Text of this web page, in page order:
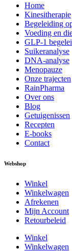
Home
Kinesitherapie
Begeleiding
Voeding en
GLP-1
Suikeranalyse
DNA-analyse
Menopauze
Onze trajecten
RainPharma
Over ons
Blog
Getuigenissen
Recepten
E-books
Contact
Webshop
Winkel
Winkelwagen
Afrekenen
Mijn Account
Retourbeleid
Winkel
Winkelwagen